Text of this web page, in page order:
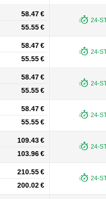
58.47 €
55.55 €
24-
58.47 €
55.55 €
24-
58.47 €
55.55 €
24-
58.47 €
55.55 €
24-
109.43 €
103.96 €
24-
210.55 €
200.02 €
24-